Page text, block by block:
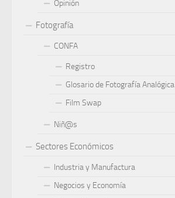
Opinión
Fotografía
CONFA
Registro
Glosario de Fotografía Analógica
Film Swap
Niñ@s
Sectores Económicos
Industria y Manufactura
Negocios y Economía